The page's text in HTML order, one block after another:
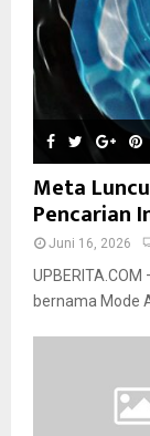
Meta
Pencarian
Juni 16, 2026
bernama Mode